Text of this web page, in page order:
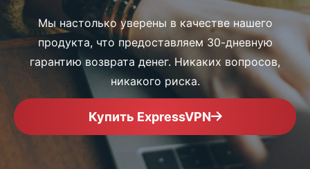
Мы настолько уверены в качестве нашего
продукта, что предоставляем 30-дневную
гарантию возврата денег. Никаких вопросов,
никакого риска.
Купить ExpressVPN